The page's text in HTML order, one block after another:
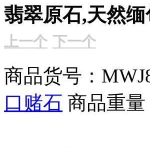
翡翠原石,天然
上一个 下一个
商品货号：
口赌石 商品重